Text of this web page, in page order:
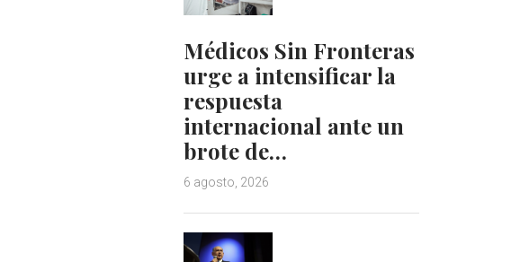
Médicos Sin Fronteras
urge a intensificar la
respuesta
internacional ante un
brote de…
6 agosto, 2026